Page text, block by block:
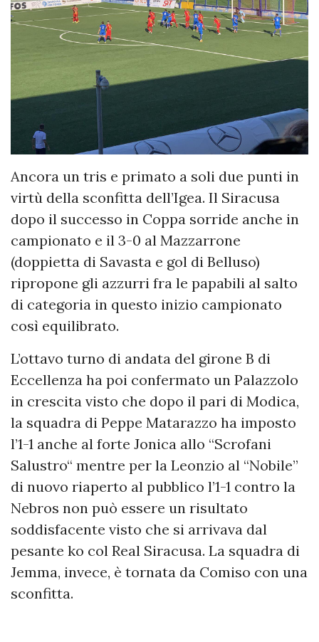
Ancora un tris e primato a soli due punti in
virtù della sconfitta dell’Igea. Il Siracusa
dopo il successo in Coppa sorride anche in
campionato e il 3-0 al Mazzarrone
(doppietta di Savasta e gol di Belluso)
ripropone gli azzurri fra le papabili al salto
di categoria in questo inizio campionato
così equilibrato.
L’ottavo turno di andata del girone B di
Eccellenza ha poi confermato un Palazzolo
in crescita visto che dopo il pari di Modica,
la squadra di Peppe Matarazzo ha imposto
l’1-1 anche al forte Jonica allo “Scrofani
Salustro“ mentre per la Leonzio al “Nobile”
di nuovo riaperto al pubblico l’1-1 contro la
Nebros non può essere un risultato
soddisfacente visto che si arrivava dal
pesante ko col Real Siracusa. La squadra di
Jemma, invece, è tornata da Comiso con una
sconfitta.